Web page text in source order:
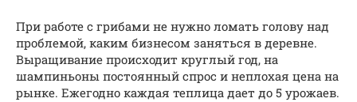
При работе с грибами не нужно ломать голову над
проблемой, каким бизнесом заняться в деревне.
Выращивание происходит круглый год, на
шампиньоны постоянный спрос и неплохая цена на
рынке. Ежегодно каждая теплица дает до 5 урожаев.